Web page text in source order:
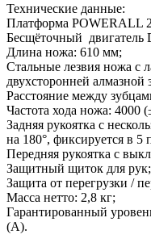
Технические данные:
Платформа POWERALL
Бесщёточный
Длина ножа: 610 мм;
Стальные лезвия ножа с
двухсторонней алмазной
Расстояние между
Частота хода ножа: 4000
Задняя рукоятка с
на 180°, фиксируется в 5
Передняя рукоятка с
Защитный щиток для рук;
Защита от перегрузки /
Масса нетто: 2,8 кг;
Гарантированный
(А).